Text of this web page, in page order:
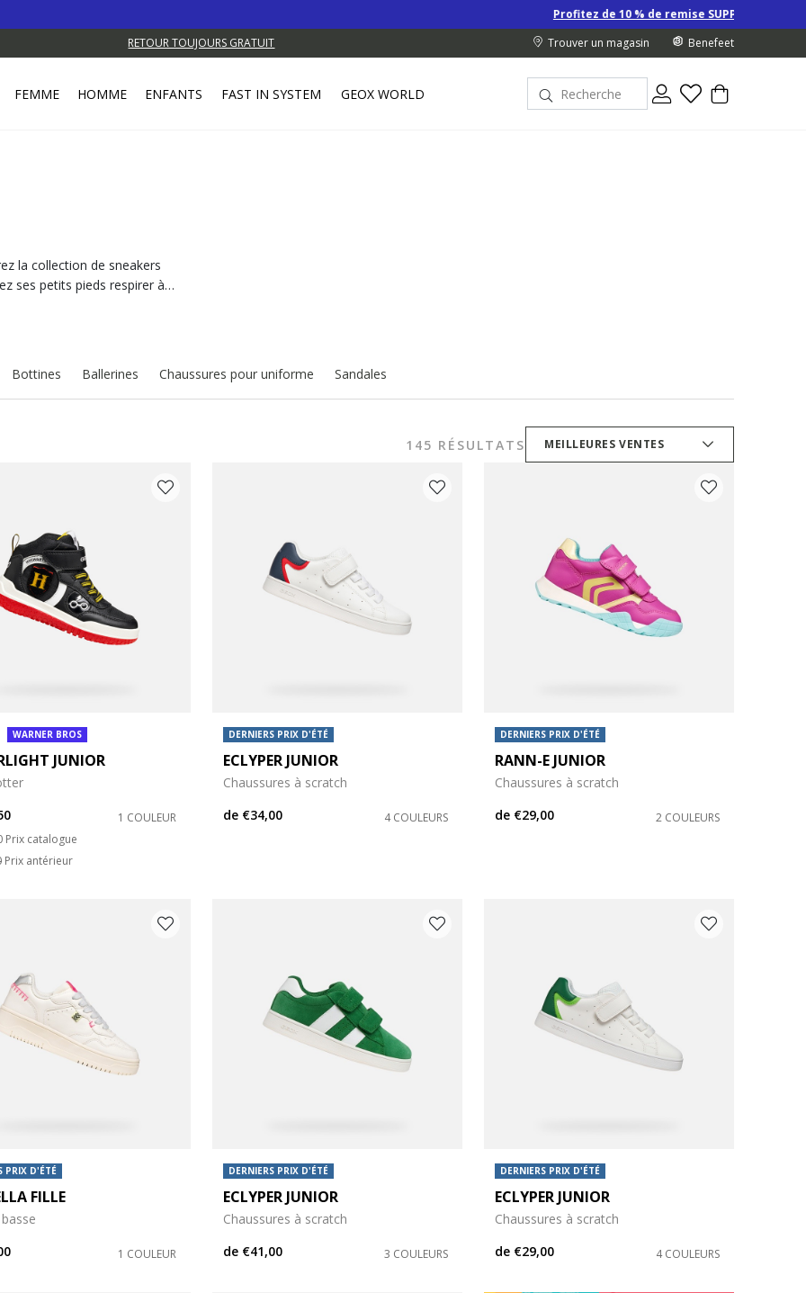
Profitez de 10 % de remise SUPPLÉMENTAIRE sur les Derniers
RETOUR TOUJOURS GRATUIT Trouver un magasin Benefeet
FEMME HOMME ENFANTS FAST IN SYSTEM GEOX WORLD
la collection de sneakers
ses petits pieds respirer à
Bottines Ballerines Chaussures pour uniforme Sandales
145 RÉSULTATS MEILLEURES VENTES
26 27
30 31
34 35
38
WARNER BROS
JUNIOR
1 COULEUR
from
to
Prix catalogue
Prix antérieur
DERNIERS PRIX D'ÉTÉ
ECLYPER JUNIOR
Chaussures à scratch
de €34,00 4 COULEURS
DERNIERS PRIX D'ÉTÉ
RANN-E JUNIOR
Chaussures à scratch
de €29,00 2 COULEURS
PRIX D'ÉTÉ
FILLE
1 COULEUR
DERNIERS PRIX D'ÉTÉ
ECLYPER JUNIOR
Chaussures à scratch
de €41,00 3 COULEURS
DERNIERS PRIX D'ÉTÉ
ECLYPER JUNIOR
Chaussures à scratch
de €29,00 4 COULEURS